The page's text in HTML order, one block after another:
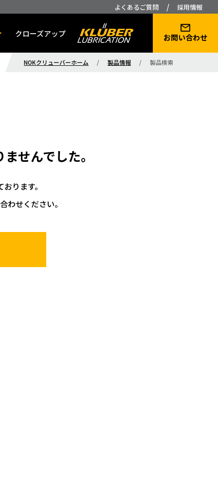
よくあるご質問 / 採用情報
クローズアップ お問い合わせ
NOKクリューバーホーム / 製品情報 / 製品検索
せんでした。
ります。
わせください。